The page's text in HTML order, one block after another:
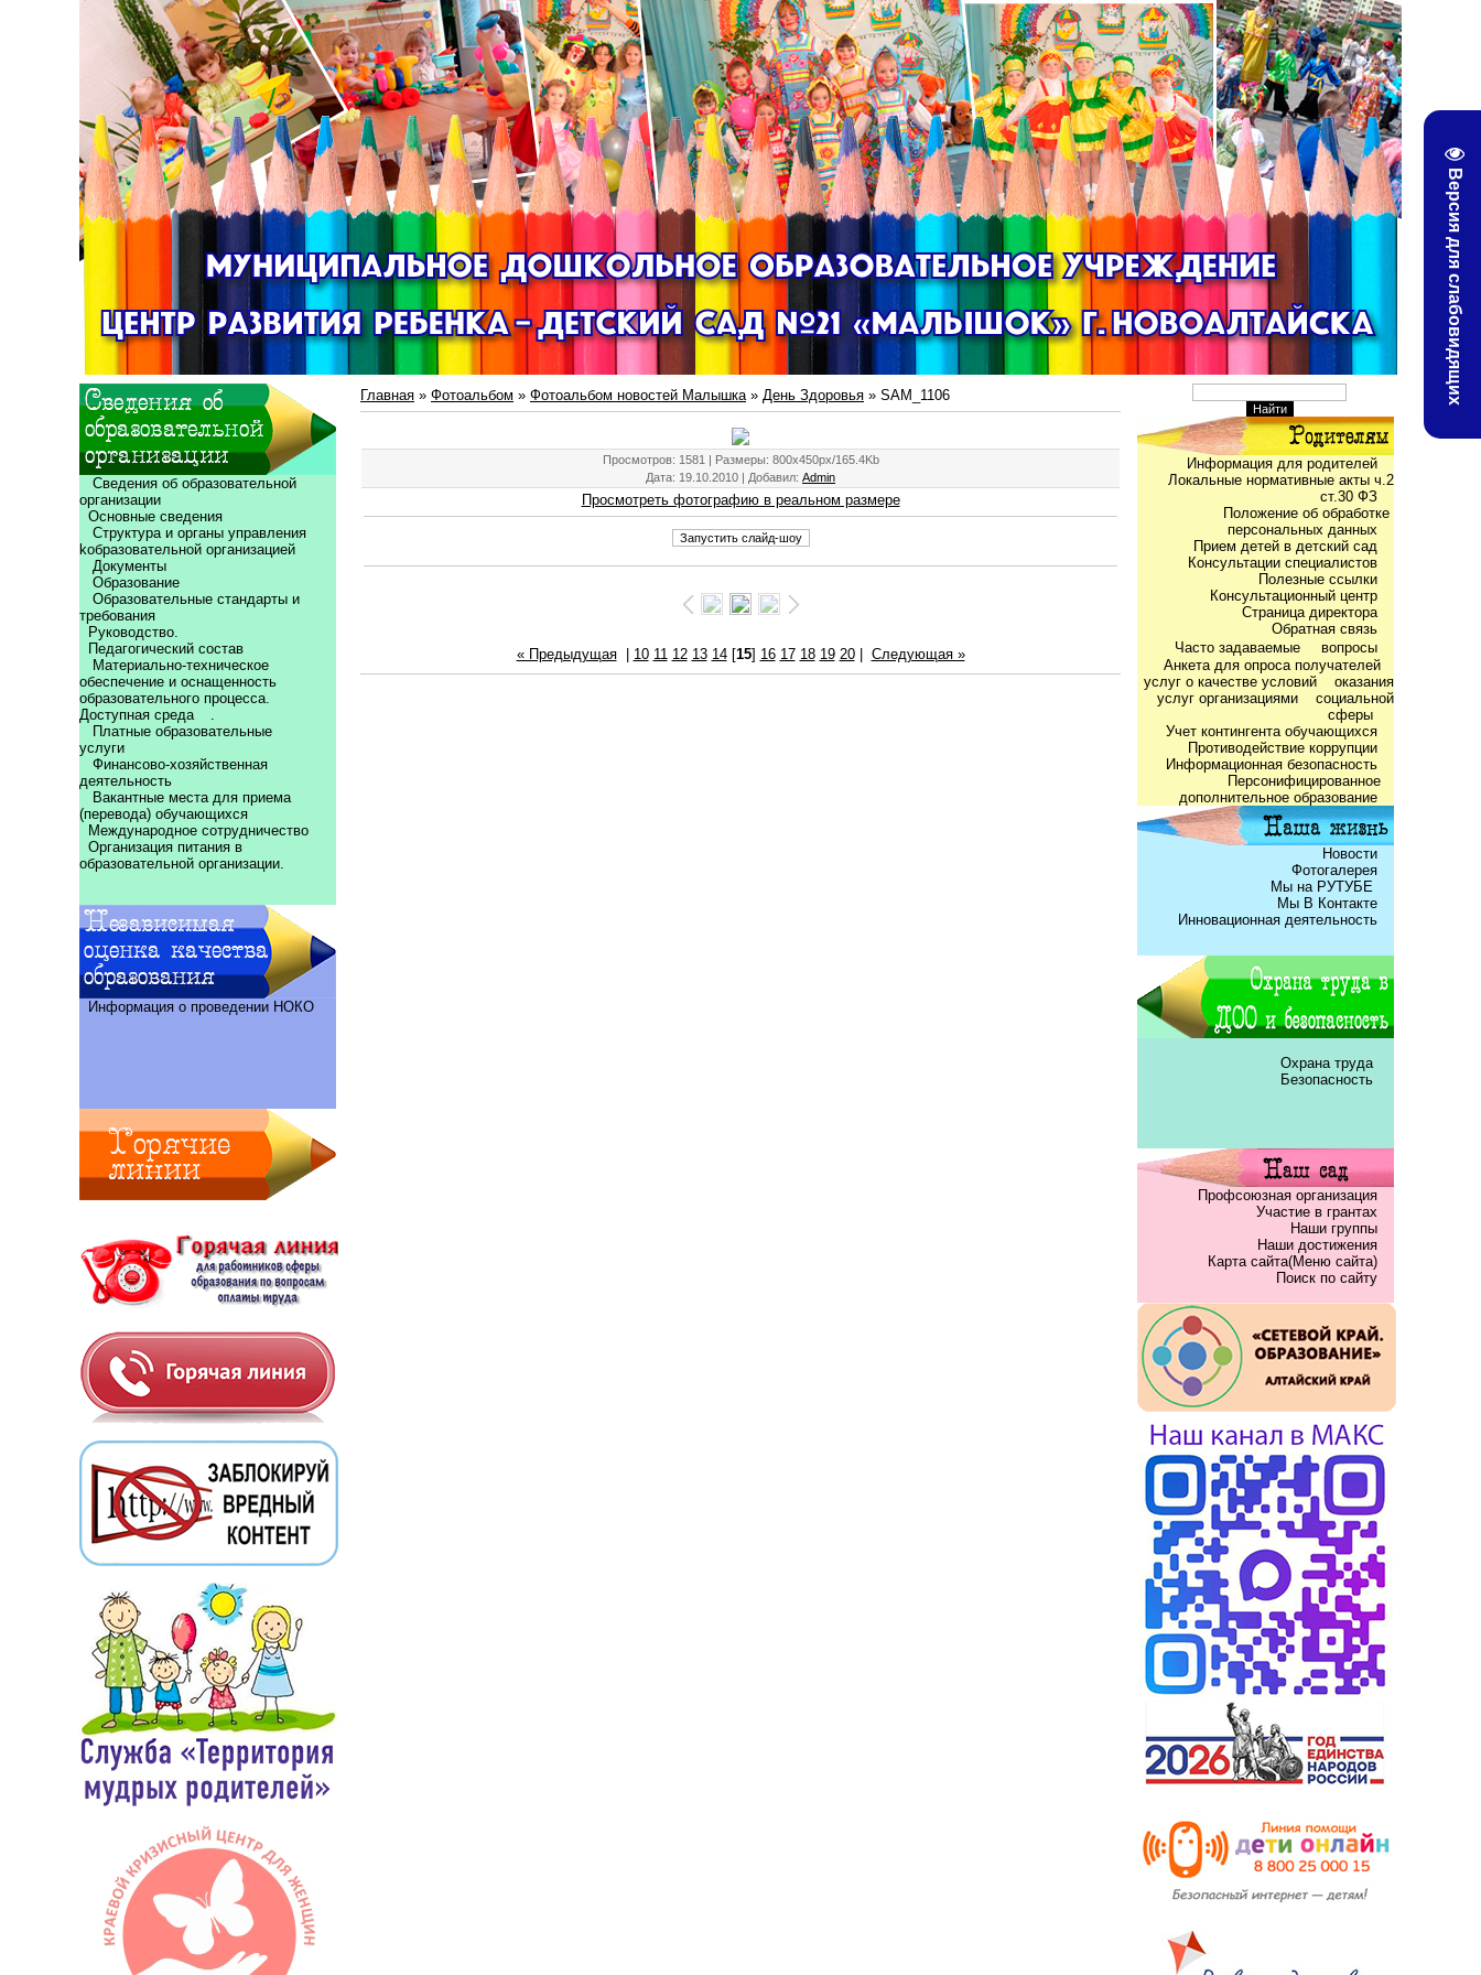
Версия для слабовидящих
Сведения об образовательной
организации
Основные сведения
Структура и органы управления
kобразовательной организацией
Документы
Образование
Образовательные стандарты и
требования
Руководство.
Педагогический состав
Материально-техническое
обеспечение и оснащенность
образовательного процесса.
Доступная среда
.
Платные образовательные
услуги
Финансово-хозяйственная
деятельность
Вакантные места для приема
(перевода) обучающихся
Международное сотрудничество
Организация питания в
образовательной организации.
Информация о проведении НОКО
Главная » Фотоальбом » Фотоальбом новостей Малышка» День Здоровья » SAM_1106
Просмотров: 1581 | Размеры: 800x450px/165.4Kb
Дата: 19.10.2010 | Добавил: Admin
Просмотреть фотографию в реальном размере
« Предыдущая| 10 11 12 13 14[15] 16 17 18 19 20| Следующая »
Информация для родителей
Локальные нормативные акты ч.2
ст.30 ФЗ
Положение об обработке
персональных данных
Прием детей в детский сад
Консультации специалистов
Полезные ссылки
Консультационный центр
Страница директора
Обратная связь
Часто задаваемые
вопросы
Анкета для опроса получателей
услуг о качестве условий оказания
услуг организациями социальной
сферы
Учет контингента обучающихся
Противодействие коррупции
Информационная безопасность
Персонифицированное
дополнительное образование
Новости
Фотогалерея
Мы на РУТУБЕ
Мы В Контакте
Инновационная деятельность
Охрана труда
Безопасность
Профсоюзная организация
Участие в грантах
Наши группы
Наши достижения
Карта сайта(Меню сайта)
Поиск по сайту